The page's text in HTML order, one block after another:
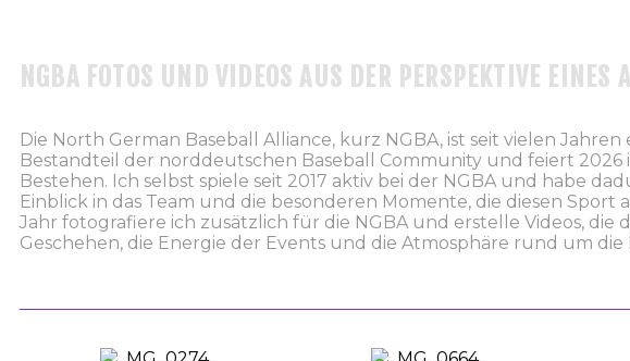
NGBA FOTOS UND VIDEOS AUS DER PERSPEKTIVE EINES
Die North German Baseball Alliance, kurz NGBA, ist seit vielen Jahren
Bestandteil der norddeutschen Baseball Community und feiert 2026
Bestehen. Ich selbst spiele seit 2017 aktiv bei der NGBA und habe
Einblick in das Team und die besonderen Momente, die diesen Sport
Jahr fotografiere ich zusätzlich für die NGBA und erstelle Videos, die
Geschehen, die Energie der Events und die Atmosphäre rund um die